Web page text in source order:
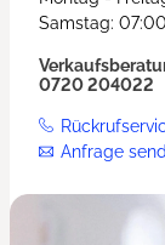
Samstag:
0720 204022
Anfrage